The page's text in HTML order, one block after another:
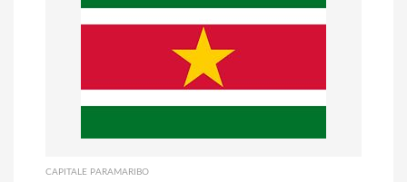
CAPITALE PARAMARIBO